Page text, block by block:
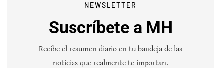
NEWSLETTER
Suscríbete a MH
Recibe el resumen diario en tu bandeja de las
noticias que realmente te importan.